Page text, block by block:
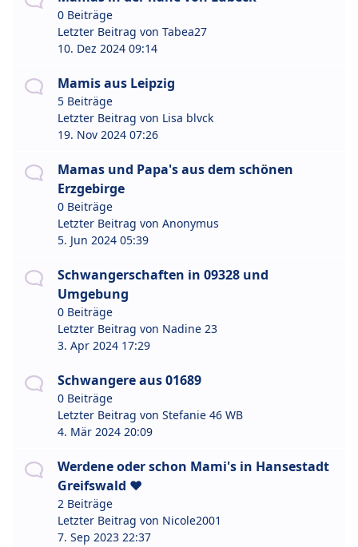
0 Beiträge
Letzter Beitrag von Tabea27
10. Dez 2024 09:14
Mamis aus Leipzig
5 Beiträge
Letzter Beitrag von Lisa blvck
19. Nov 2024 07:26
Mamas und Papa's aus dem schönen
Erzgebirge
0 Beiträge
Letzter Beitrag von Anonymus
5. Jun 2024 05:39
Schwangerschaften in 09328 und
Umgebung
0 Beiträge
Letzter Beitrag von Nadine 23
3. Apr 2024 17:29
Schwangere aus 01689
0 Beiträge
Letzter Beitrag von Stefanie 46 WB
4. Mär 2024 20:09
Werdene oder schon Mami's in Hansestadt
Greifswald ❤️
2 Beiträge
Letzter Beitrag von Nicole2001
7. Sep 2023 22:37